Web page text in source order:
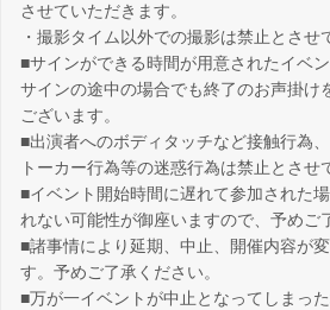
させていただきます。
・撮影タイム以外での撮影は禁止とさせ
■サインができる時間が用意されたイベ
サインの途中の場合でも終了のお声掛け
ございます。
■出演者へのボディタッチなど接触行為
トーカー行為等の迷惑行為は禁止とさせ
■イベント開始時間に遅れて参加された
れない可能性が御座いますので、予めご
■諸事情により延期、中止、開催内容が
す。予めご了承ください。
■万が一イベントが中止となってしまっ